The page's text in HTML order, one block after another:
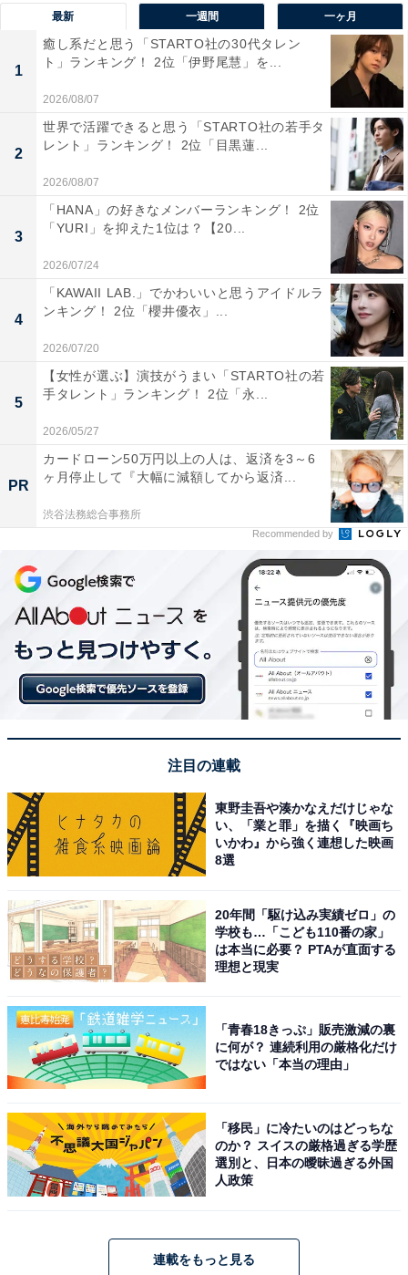
1位は「奈良公園」でした。市街地に隣接する広大な公
園で、国の天然記念物に指定されている野生のシカが生
息していることで有名です。
園内には歴史的な寺社仏閣が点在しており、雄大な自然
と歴史が調和した景観を楽しむことができます。特に、
貴重な歴史的建造物と野生のシカが共存する風景は珍し
く、写真撮影スポットとしても海外からの観光客に注目
されています。
次ページ
10位までの全ランキング結果を見
る
こちらもおすすめ
【山形】外国人に人気の観光地ランキング！ 2
位「蔵王の樹氷」、1位は？
1 2
最新 一週間 一ヶ月
1
癒し系だと思う「STARTO社の30代タレン
ト」ランキング！ 2位「伊野尾慧」を...
2026/08/07
2
世界で活躍できると思う「STARTO社の若手タ
レント」ランキング！ 2位「目黒蓮...
2026/08/07
3
「HANA」の好きなメンバーランキング！ 2位
「YURI」を抑えた1位は？【20...
2026/07/24
4
「KAWAII LAB.」でかわいいと思うアイドルラ
ンキング！ 2位「櫻井優衣」...
2026/07/20
5
【女性が選ぶ】演技がうまい「STARTO社の若
手タレント」ランキング！ 2位「永...
2026/05/27
PR
カードローン50万円以上の人は、返済を3～6
ヶ月停止して『大幅に減額してから返済...
渋谷法務総合事務所
Recommended by
注目の連載
東野圭吾や湊かなえだけじゃな
い、「業と罪」を描く『映画ち
いかわ』から強く連想した映画
8選
20年間「駆け込み実績ゼロ」の
学校も…「こども110番の家」
は本当に必要？ PTAが直面する
理想と現実
「青春18きっぷ」販売激減の裏
に何が？ 連続利用の厳格化だけ
ではない「本当の理由」
「移民」に冷たいのはどっちな
のか？ スイスの厳格過ぎる学歴
選別と、日本の曖昧過ぎる外国
人政策
連載をもっと見る